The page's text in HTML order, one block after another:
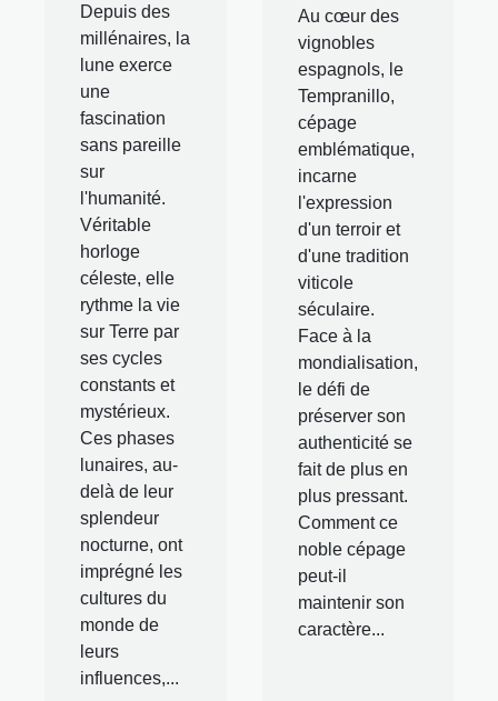
Depuis des
millénaires, la
lune exerce
une
fascination
sans pareille
sur
l'humanité.
Véritable
horloge
céleste, elle
rythme la vie
sur Terre par
ses cycles
constants et
mystérieux.
Ces phases
lunaires, au-
delà de leur
splendeur
nocturne, ont
imprégné les
cultures du
monde de
leurs
influences,...
Au cœur des
vignobles
espagnols, le
Tempranillo,
cépage
emblématique,
incarne
l'expression
d'un terroir et
d'une tradition
viticole
séculaire.
Face à la
mondialisation,
le défi de
préserver son
authenticité se
fait de plus en
plus pressant.
Comment ce
noble cépage
peut-il
maintenir son
caractère...